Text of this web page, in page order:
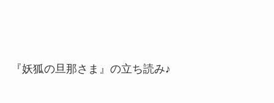
『妖狐の旦那さま』の立ち読み♪